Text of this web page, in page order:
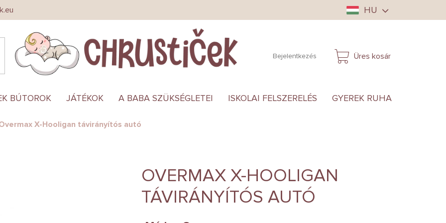
HU
Bejelentkezés
KOSÁR
Üres kosár
BÚTOROK JÁTÉKOK A BABA SZÜKSÉGLETEI ISKOLAI FELSZERELÉS GYEREK RUHA
X-Hooligan távirányítós autó
OVERMAX X-HOOLIGAN
TÁVIRÁNYÍTÓS AUTÓ